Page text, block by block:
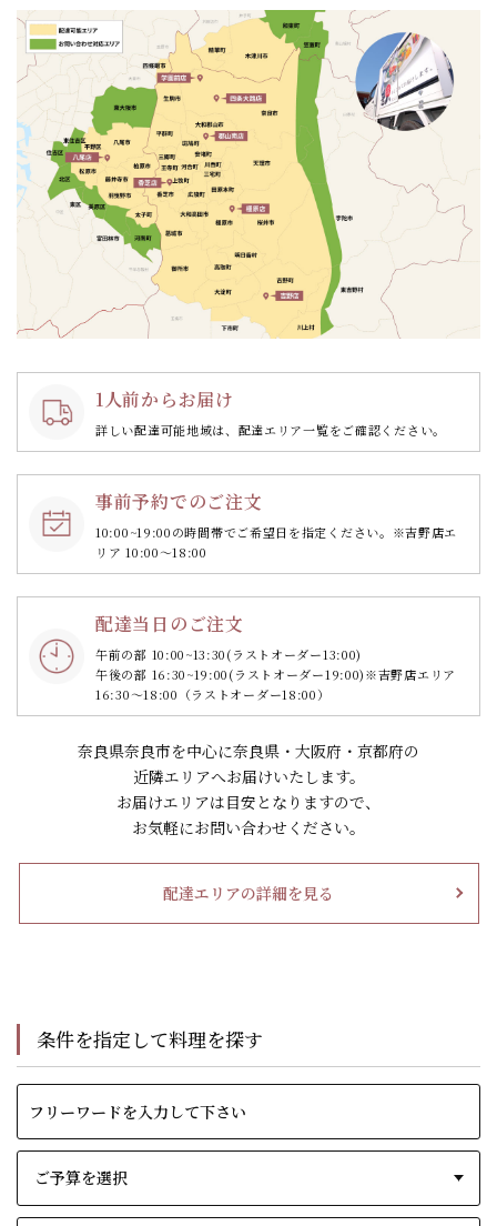
ン
1人前からお届け
詳しい配達可能地域は、配達エリア一覧をご確認ください。
事前予約でのご注文
10:00~19:00の時間帯でご希望日を指定ください。 ※吉野店エ
リア 10:00～18:00
配達当日のご注文
午前の部 10:00~13:30(ラストオーダー13:00)
午後の部 16:30~19:00(ラストオーダー19:00)※吉野店エリア
16:30～18:00（ラストオーダー18:00）
奈良県奈良市を中心に奈良県・大阪府・京都府の
近隣エリアへお届けいたします。
お届けエリアは目安となりますので、
お気軽にお問い合わせください。
配達エリアの詳細を見る
条件を指定して料理を探す